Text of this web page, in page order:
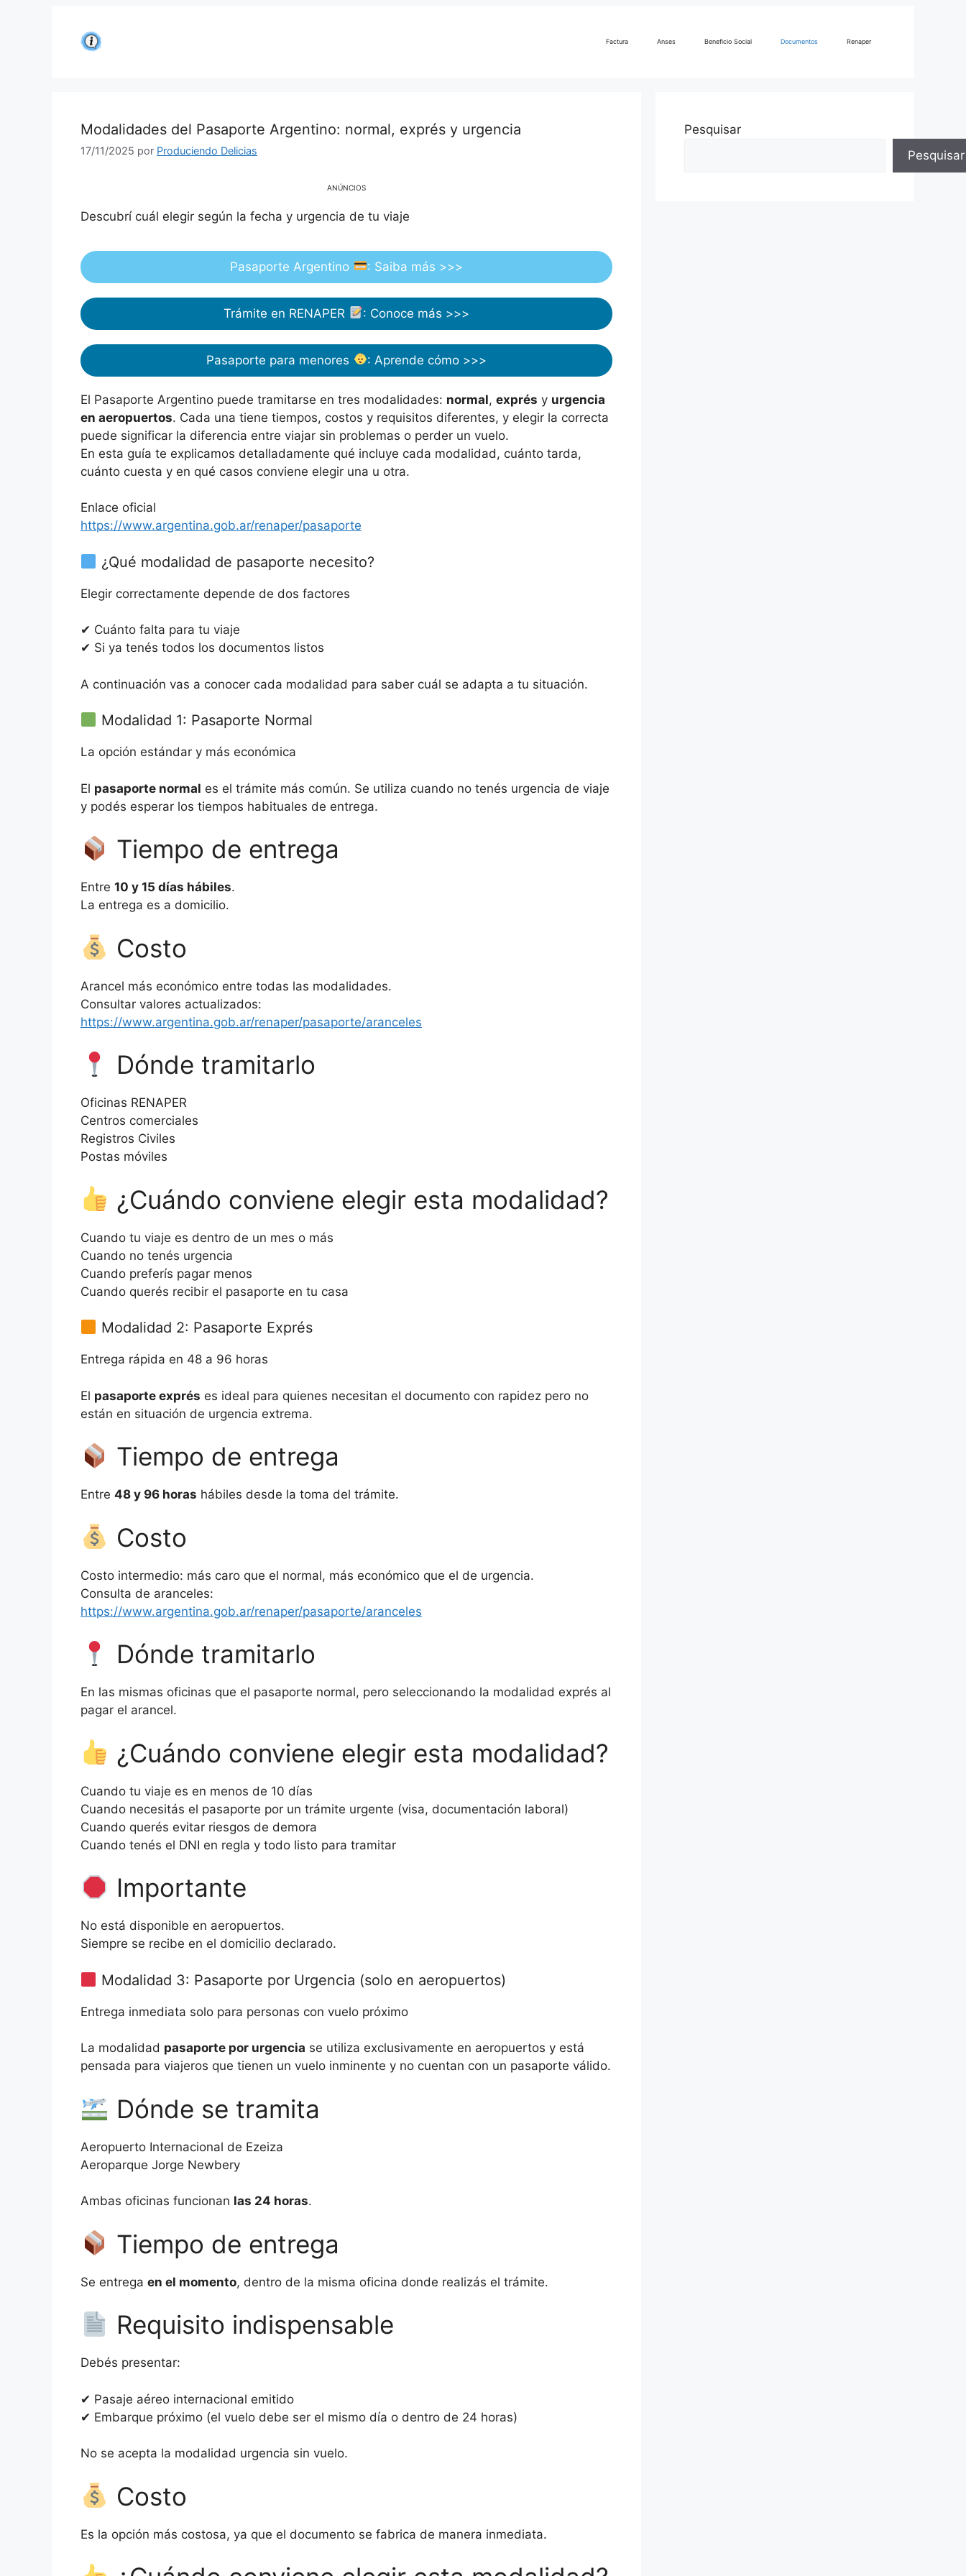
Factura Anses Beneficio Social Documentos Renaper
Modalidades del Pasaporte Argentino: normal, exprés y urgencia
17/11/2025 por Produciendo Delicias
ANÚNCIOS
Descubrí cuál elegir según la fecha y urgencia de tu viaje
Pasaporte Argentino : Saiba más >>>
Trámite en RENAPER : Conoce más >>>
Pasaporte para menores : Aprende cómo >>>
El Pasaporte Argentino puede tramitarse en tres modalidades: normal, exprés y urgencia
en aeropuertos. Cada una tiene tiempos, costos y requisitos diferentes, y elegir la correcta
puede significar la diferencia entre viajar sin problemas o perder un vuelo.
En esta guía te explicamos detalladamente qué incluye cada modalidad, cuánto tarda,
cuánto cuesta y en qué casos conviene elegir una u otra.
Enlace oficial
https://www.argentina.gob.ar/renaper/pasaporte
¿Qué modalidad de pasaporte necesito?
Elegir correctamente depende de dos factores
✔ Cuánto falta para tu viaje
✔ Si ya tenés todos los documentos listos
A continuación vas a conocer cada modalidad para saber cuál se adapta a tu situación.
Modalidad 1: Pasaporte Normal
La opción estándar y más económica
El pasaporte normal es el trámite más común. Se utiliza cuando no tenés urgencia de viaje
y podés esperar los tiempos habituales de entrega.
Tiempo de entrega
Entre 10 y 15 días hábiles.
La entrega es a domicilio.
Costo
Arancel más económico entre todas las modalidades.
Consultar valores actualizados:
https://www.argentina.gob.ar/renaper/pasaporte/aranceles
Dónde tramitarlo
Oficinas RENAPER
Centros comerciales
Registros Civiles
Postas móviles
¿Cuándo conviene elegir esta modalidad?
Cuando tu viaje es dentro de un mes o más
Cuando no tenés urgencia
Cuando preferís pagar menos
Cuando querés recibir el pasaporte en tu casa
Modalidad 2: Pasaporte Exprés
Entrega rápida en 48 a 96 horas
El pasaporte exprés es ideal para quienes necesitan el documento con rapidez pero no
están en situación de urgencia extrema.
Tiempo de entrega
Entre 48 y 96 horas hábiles desde la toma del trámite.
Costo
Costo intermedio: más caro que el normal, más económico que el de urgencia.
Consulta de aranceles:
https://www.argentina.gob.ar/renaper/pasaporte/aranceles
Dónde tramitarlo
En las mismas oficinas que el pasaporte normal, pero seleccionando la modalidad exprés al
pagar el arancel.
¿Cuándo conviene elegir esta modalidad?
Cuando tu viaje es en menos de 10 días
Cuando necesitás el pasaporte por un trámite urgente (visa, documentación laboral)
Cuando querés evitar riesgos de demora
Cuando tenés el DNI en regla y todo listo para tramitar
Importante
No está disponible en aeropuertos.
Siempre se recibe en el domicilio declarado.
Modalidad 3: Pasaporte por Urgencia (solo en aeropuertos)
Entrega inmediata solo para personas con vuelo próximo
La modalidad pasaporte por urgencia se utiliza exclusivamente en aeropuertos y está
pensada para viajeros que tienen un vuelo inminente y no cuentan con un pasaporte válido.
Dónde se tramita
Aeropuerto Internacional de Ezeiza
Aeroparque Jorge Newbery
Ambas oficinas funcionan las 24 horas.
Tiempo de entrega
Se entrega en el momento, dentro de la misma oficina donde realizás el trámite.
Requisito indispensable
Debés presentar:
✔ Pasaje aéreo internacional emitido
✔ Embarque próximo (el vuelo debe ser el mismo día o dentro de 24 horas)
No se acepta la modalidad urgencia sin vuelo.
Costo
Es la opción más costosa, ya que el documento se fabrica de manera inmediata.
Pesquisar
Pesquisar